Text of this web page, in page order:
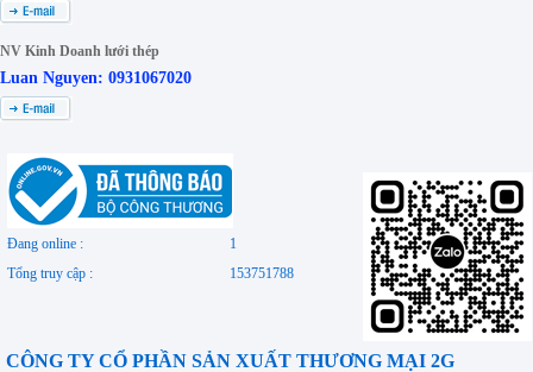
NV Kinh Doanh lưới thép
Luan Nguyen: 0931067020
Đang online :
1
Tổng truy cập :
153751788
CÔNG TY CỔ PHẦN SẢN XUẤT THƯƠNG MẠI 2G